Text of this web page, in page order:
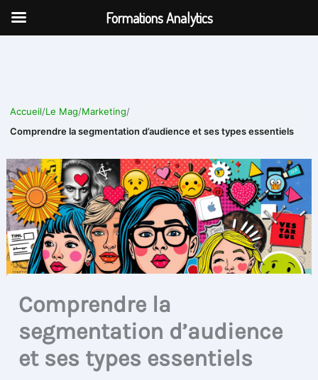
Aller
Accueil/Le Mag/Marketing/
Comprendre la segmentation d’audience et ses types essentiels
Comprendre la
segmentation d’audience
et ses types essentiels
Formations Analytics